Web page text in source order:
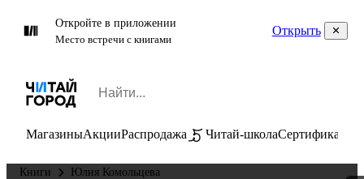
Откройте в приложении
Место встречи с книгами
Открыть
МагазиныАкцииРаспродажа Читай-школаСертификаты
Книги Юлия Комольцева